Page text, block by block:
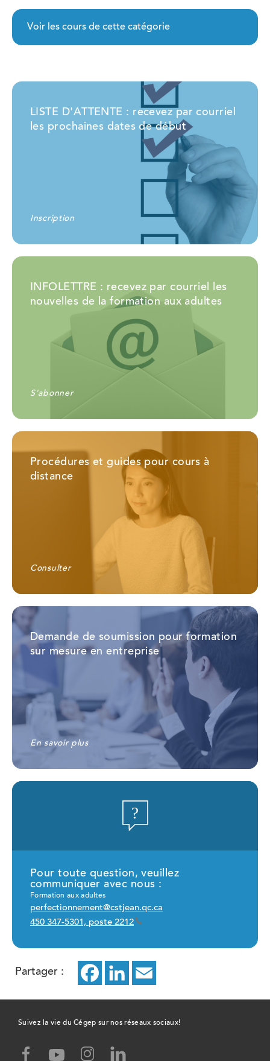
Partager : Facebook
ce
lien
ouvrira
dans
LinkedIn
ce
lien
ouvrira
lien
ouvrira
Voir les cours de cette catégorie
LISTE D'ATTENTE : recevez par courriel
les prochaines dates de début
Inscription
INFOLETTRE : recevez par courriel les
nouvelles de la formation aux adultes
S'abonner
Procédures et guides pour cours à
distance
Consulter
Demande de soumission pour formation
sur mesure en entreprise
En savoir plus
Pour toute question, veuillez
communiquer avec nous :
Formation aux adultes
perfectionnement@cstjean.qc.ca
450 347-5301, poste 2212
Suivez la vie du Cégep sur nos réseaux sociaux!
facebook,youtube,instagram,
linked-